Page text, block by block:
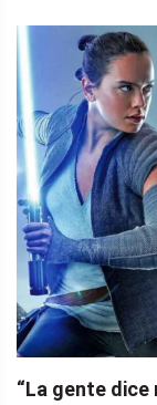
“La gente dice